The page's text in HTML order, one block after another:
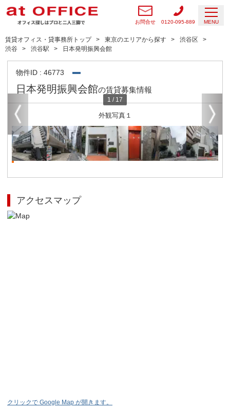
お問合せ 0120-095-889 MENU
賃貸オフィス・貸事務所トップ 東京のエリアから探す
渋谷区
渋谷
渋谷駅 日本発明振興会館
物件ID : 46773
日本発明振興会館の賃貸募集情報
外観写真１
1 / 17
アクセスマップ
クリックで Google Map が開きます。